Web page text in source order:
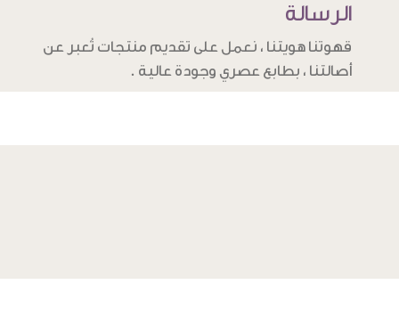
الرسالة
قهوتنا هويتنا ، نعمل على تقديم منتجات تُعبر عن
أصالتنا ، بطابع عصري وجودة عالية .